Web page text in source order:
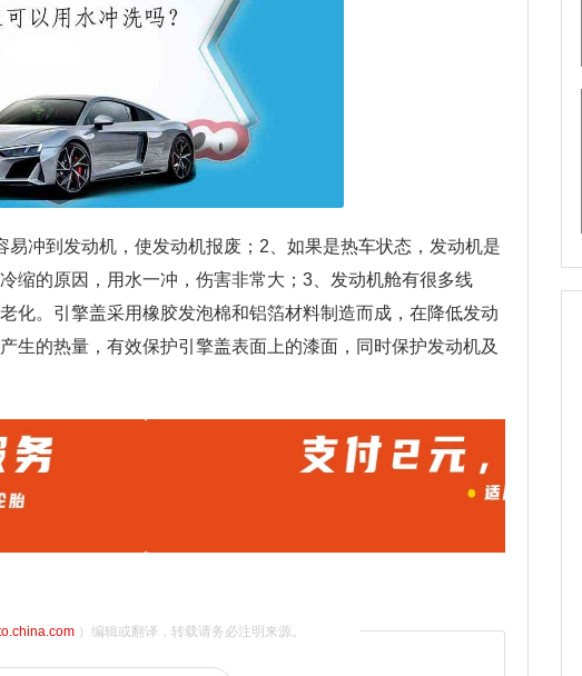
冲到发动机，使发动机报废；2、如果是热车状态，发动机是
缩的原因，用水一冲，伤害非常大；3、发动机舱有很多线
化。引擎盖采用橡胶发泡棉和铝箔材料制造而成，在降低发动
生的热量，有效保护引擎盖表面上的漆面，同时保护发动机及
）编辑或翻译，转载请务必注明来源。